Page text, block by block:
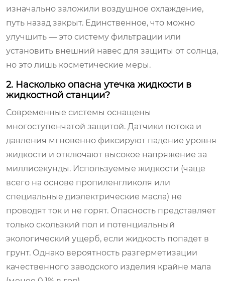
изначально заложили воздушное охлаждение,
путь назад закрыт. Единственное, что можно
улучшить — это систему фильтрации или
установить внешний навес для защиты от солнца,
но это лишь косметические меры.
2. Насколько опасна утечка жидкости в
жидкостной станции?
Современные системы оснащены
многоступенчатой защитой. Датчики потока и
давления мгновенно фиксируют падение уровня
жидкости и отключают высокое напряжение за
миллисекунды. Используемые жидкости (чаще
всего на основе пропиленгликоля или
специальные диэлектрические масла) не
проводят ток и не горят. Опасность представляет
только скользкий пол и потенциальный
экологический ущерб, если жидкость попадет в
грунт. Однако вероятность разгерметизации
качественного заводского изделия крайне мала